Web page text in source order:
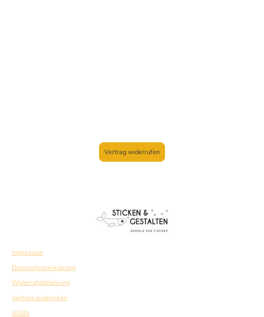
Vertrag widerrufen
Impressum
Datenschutzerklärung
Widerrufsbelehrung
Vertrag widerrufen
AGB's